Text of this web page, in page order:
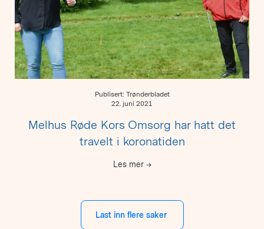
Publisert: Trønderbladet
22. juni 2021
Melhus Røde Kors Omsorg har hatt det
travelt i koronatiden
Les mer →
Last inn flere saker